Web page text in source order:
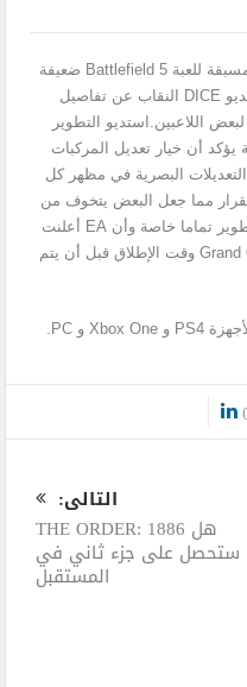
أشارت تقارير سابقة لكون الحجوزات المسبقة للعبة Battlefield 5 ضعيفة
ولا ترقى للتوقعات، ورغم ذلك كشف استديو DICE النقاب عن تفاصيل
اللاعبين.استديو التطوير
يؤكد أن خيار تعديل المركبات
البصرية في مظهر كل
مما جعل البعض يتخوف من
أن تصدر اللعبة دون أن تكتمل عملية التطوير تماما خاصة وأن EA أعلنت
من قبل عن عدم توافر طور Grand Operations وقت الإطلاق قبل أن يتم
التالى:
هل THE ORDER: 1886
ستحصل على جزء ثاني في
المستقبل